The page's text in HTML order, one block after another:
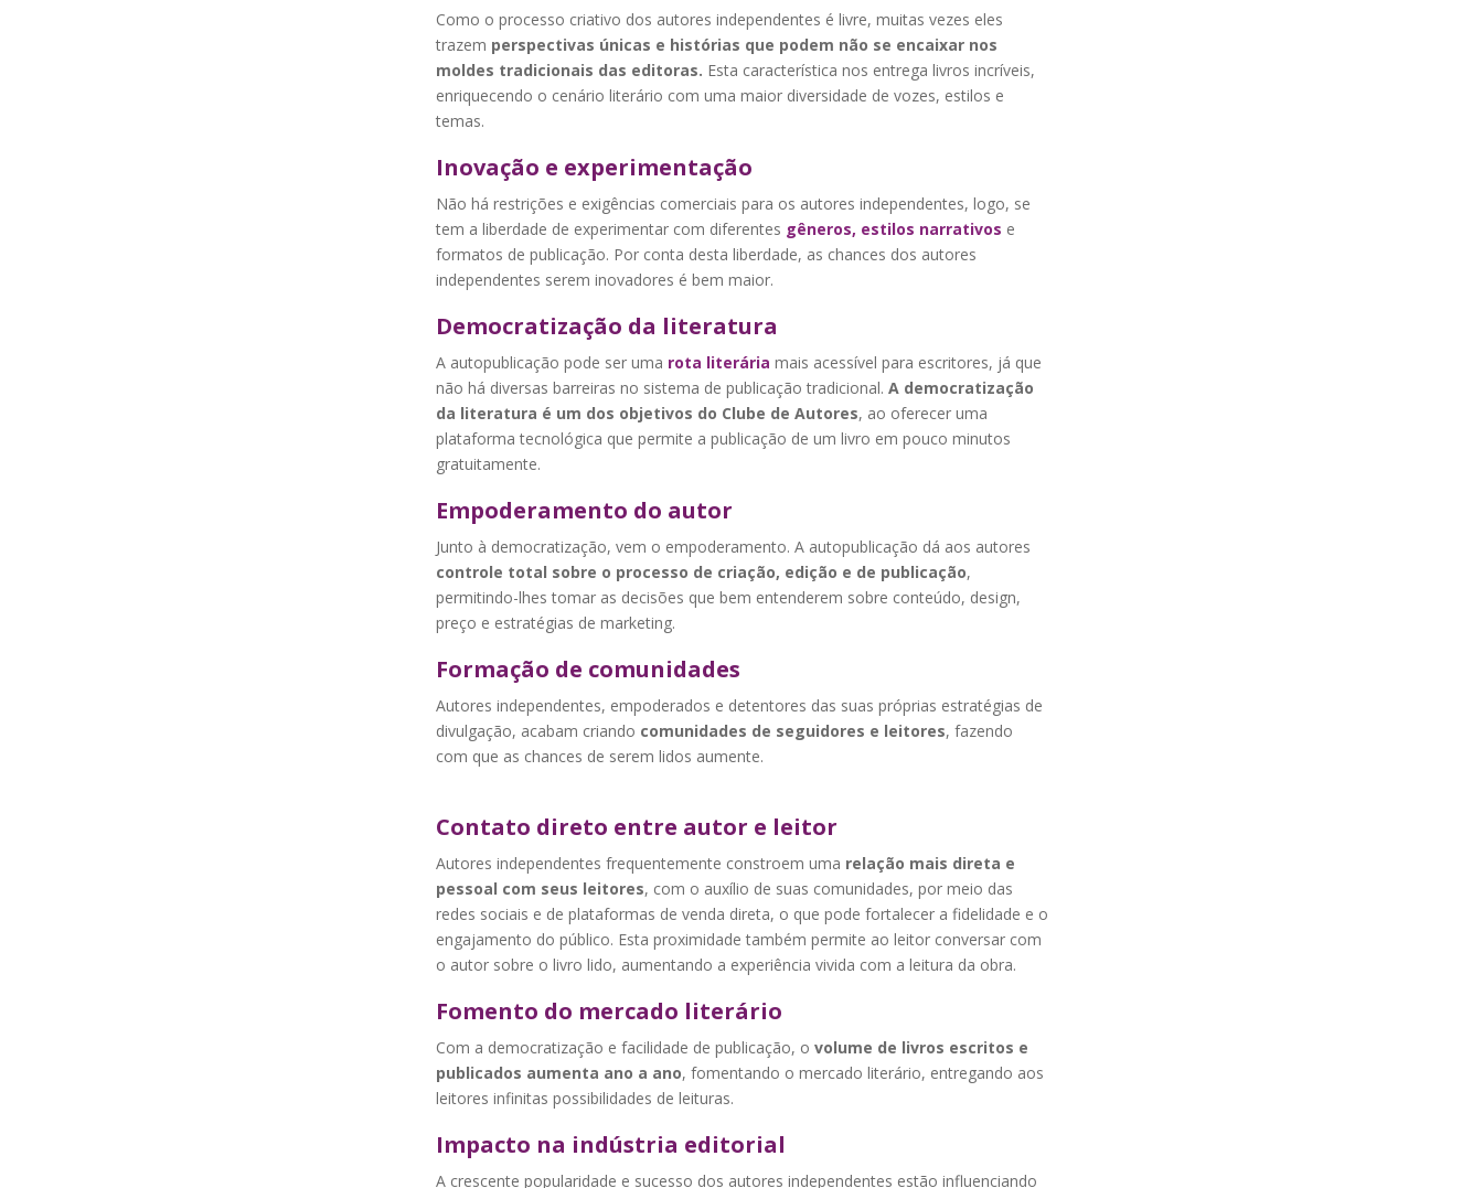
Como o processo criativo dos autores independentes é livre, muitas vezes eles
trazem perspectivas únicas e histórias que podem não se encaixar nos
moldes tradicionais das editoras. Esta característica nos entrega livros incríveis,
enriquecendo o cenário literário com uma maior diversidade de vozes, estilos e
temas.
Inovação e experimentação
Não há restrições e exigências comerciais para os autores independentes, logo, se
tem a liberdade de experimentar com diferentes gêneros, estilos narrativos e
formatos de publicação. Por conta desta liberdade, as chances dos autores
independentes serem inovadores é bem maior.
Democratização da literatura
A autopublicação pode ser uma rota literária mais acessível para escritores, já que
não há diversas barreiras no sistema de publicação tradicional. A democratização
da literatura é um dos objetivos do Clube de Autores, ao oferecer uma
plataforma tecnológica que permite a publicação de um livro em pouco minutos
gratuitamente.
Empoderamento do autor
Junto à democratização, vem o empoderamento. A autopublicação dá aos autores
controle total sobre o processo de criação, edição e de publicação,
permitindo-lhes tomar as decisões que bem entenderem sobre conteúdo, design,
preço e estratégias de marketing.
Formação de comunidades
Autores independentes, empoderados e detentores das suas próprias estratégias de
divulgação, acabam criando comunidades de seguidores e leitores, fazendo
com que as chances de serem lidos aumente.
Contato direto entre autor e leitor
Autores independentes frequentemente constroem uma relação mais direta e
pessoal com seus leitores, com o auxílio de suas comunidades, por meio das
redes sociais e de plataformas de venda direta, o que pode fortalecer a fidelidade e o
engajamento do público. Esta proximidade também permite ao leitor conversar com
o autor sobre o livro lido, aumentando a experiência vivida com a leitura da obra.
Fomento do mercado literário
Com a democratização e facilidade de publicação, o volume de livros escritos e
publicados aumenta ano a ano, fomentando o mercado literário, entregando aos
leitores infinitas possibilidades de leituras.
Impacto na indústria editorial
A crescente popularidade e sucesso dos autores independentes estão influenciando